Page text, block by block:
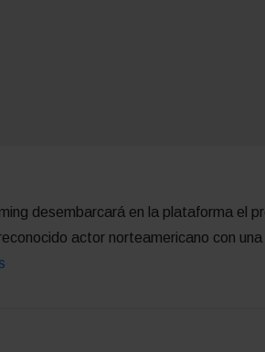
desembarcará en la plataforma el
actor norteamericano con